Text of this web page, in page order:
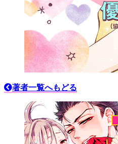
著者一覧へもどる